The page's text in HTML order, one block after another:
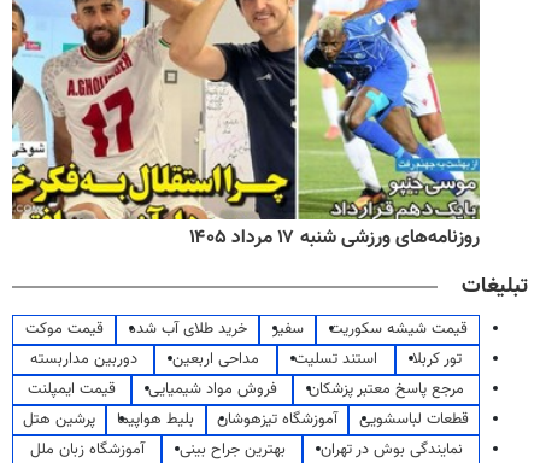
روزنامه‌های ورزشی شنبه ۱۷ مرداد ۱۴۰۵
تبلیغات
قیمت شیشه سکوریت سفیر خرید طلای آب شده
قیمت موکت
تور کربلا
استند تسلیت مداحی اربعین
دوربین مداربسته
مرجع پاسخ معتبر پزشکان
فروش مواد شیمیایی
قیمت ایمپلنت
قطعات لباسشویی
آموزشگاه تیزهوشان بلیط هواپیما
پرشین هتل
نمایندگی بوش در تهران
بهترین جراح بینی
آموزشگاه زبان ملل